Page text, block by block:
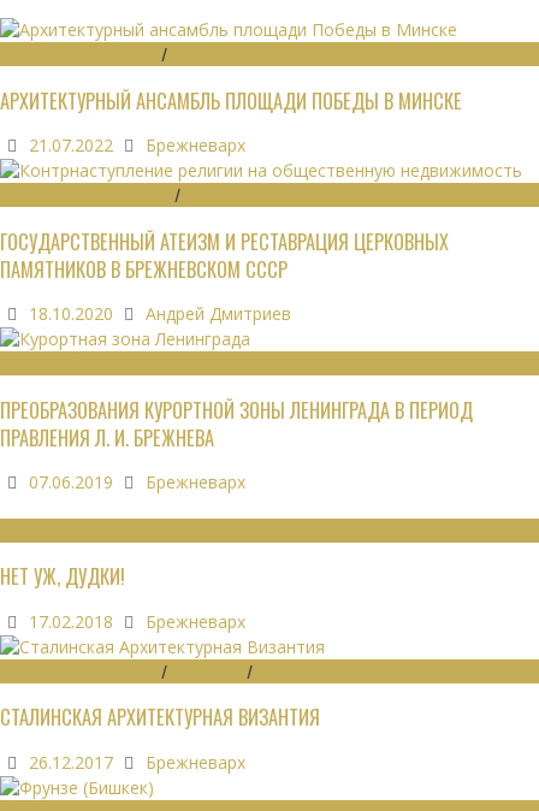
/
АРХИТЕКТУРНЫЙ АНСАМБЛЬ ПЛОЩАДИ ПОБЕДЫ В МИНСКЕ
21.07.2022 Брежневарх
/
ГОСУДАРСТВЕННЫЙ АТЕИЗМ И РЕСТАВРАЦИЯ ЦЕРКОВНЫХ
ПАМЯТНИКОВ В БРЕЖНЕВСКОМ СССР
18.10.2020 Андрей Дмитриев
ПРЕОБРАЗОВАНИЯ КУРОРТНОЙ ЗОНЫ ЛЕНИНГРАДА В ПЕРИОД
ПРАВЛЕНИЯ Л. И. БРЕЖНЕВА
07.06.2019 Брежневарх
НЕТ УЖ, ДУДКИ!
17.02.2018 Брежневарх
/ /
СТАЛИНСКАЯ АРХИТЕКТУРНАЯ ВИЗАНТИЯ
26.12.2017 Брежневарх